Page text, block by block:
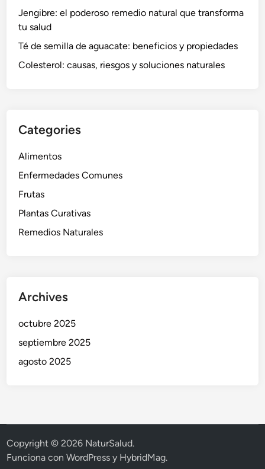
Jengibre: el poderoso remedio natural que transforma
tu salud
Té de semilla de aguacate: beneficios y propiedades
Colesterol: causas, riesgos y soluciones naturales
Categories
Alimentos
Enfermedades Comunes
Frutas
Plantas Curativas
Remedios Naturales
Archives
octubre 2025
septiembre 2025
agosto 2025
Copyright © 2026 NaturSalud.
Funciona conWordPress y HybridMag.